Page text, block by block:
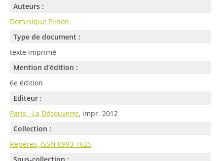
Auteurs :
Dominique Plihon
Type de document :
texte imprimé
Mention d'édition :
6e édition
Editeur :
Paris : La Découverte, impr. 2012
Collection :
Repères, ISSN 0993-7625